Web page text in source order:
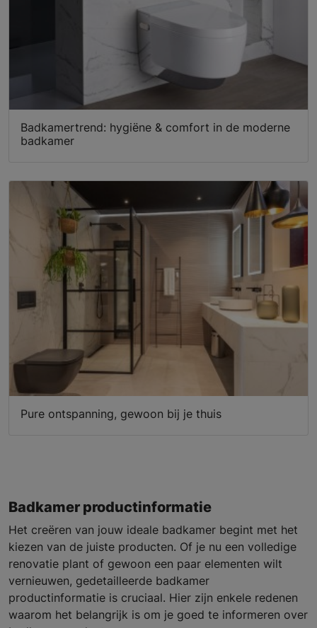
Badkamertrend: hygiëne & comfort in de moderne
badkamer
Pure ontspanning, gewoon bij je thuis
Badkamer productinformatie
Het creëren van jouw ideale badkamer begint met het
kiezen van de juiste producten. Of je nu een volledige
renovatie plant of gewoon een paar elementen wilt
vernieuwen, gedetailleerde badkamer
productinformatie is cruciaal. Hier zijn enkele redenen
waarom het belangrijk is om je goed te informeren over